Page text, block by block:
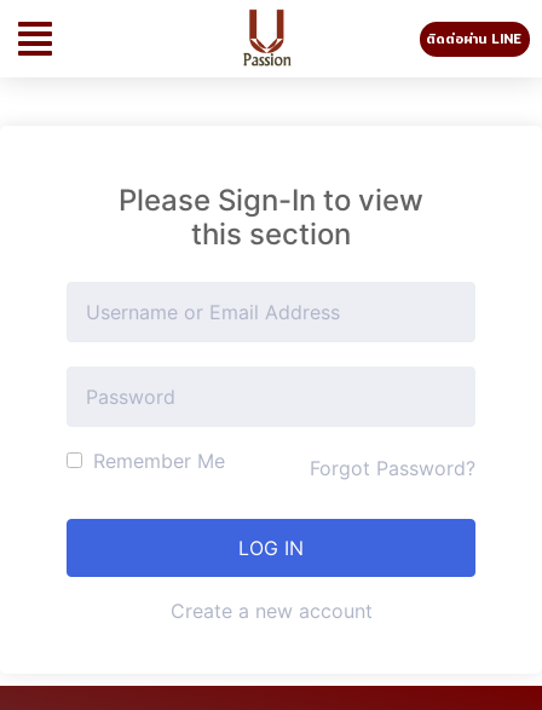
ติดต่อผ่าน LINE
Please Sign-In to view
this section
Remember Me Forgot Password?
Create a new account